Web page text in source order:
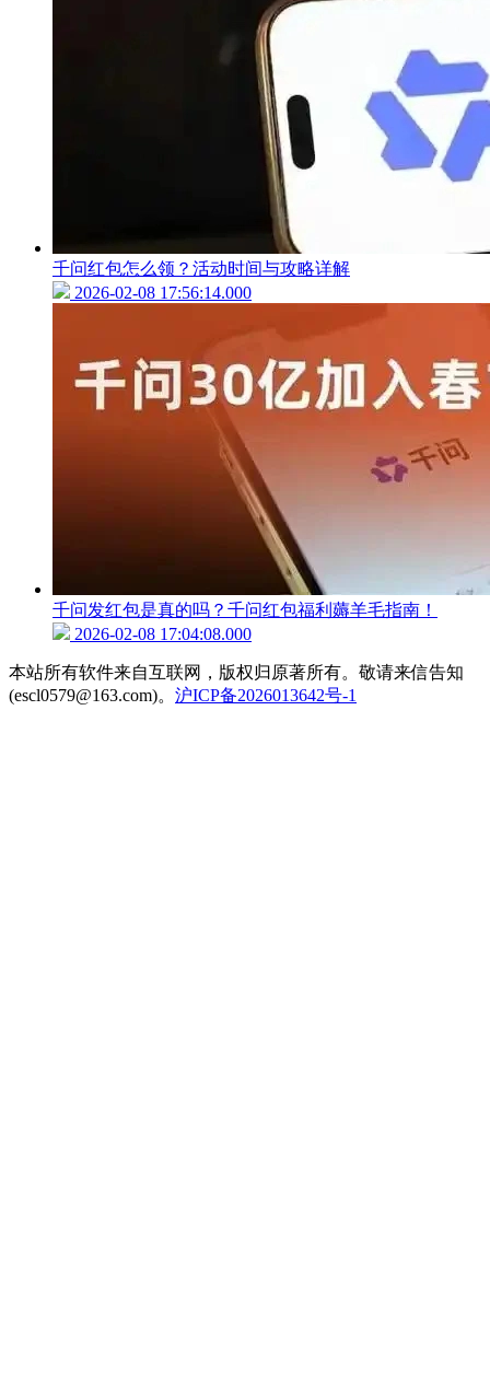
千问红包怎么领？活动时间与攻略详解
2026-02-08 17:56:14.000
千问发红包是真的吗？千问红包福利薅羊毛指南！
2026-02-08 17:04:08.000
本站所有软件来自互联网，版权归原著所有。敬请来信告知
(escl0579@163.com)。 沪ICP备2026013642号-1